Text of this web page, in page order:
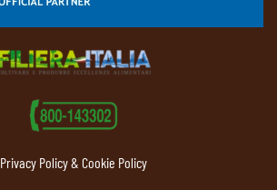
Privacy Policy & Cookie Policy